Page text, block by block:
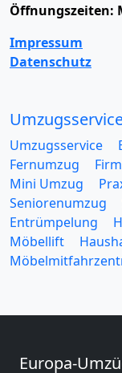
Öffnungszeiten:
Impressum
Datenschutz
Umzugsservice
Fernumzug
Mini Umzug
Seniorenumzug
Entrümpelung
Möbellift
Europa-